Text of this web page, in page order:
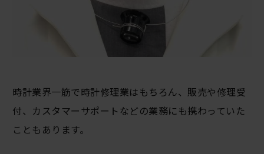
時計業界一筋で時計修理業はもちろん、販売や修理受
付、カスタマーサポートなどの業務にも携わっていた
こともあります。